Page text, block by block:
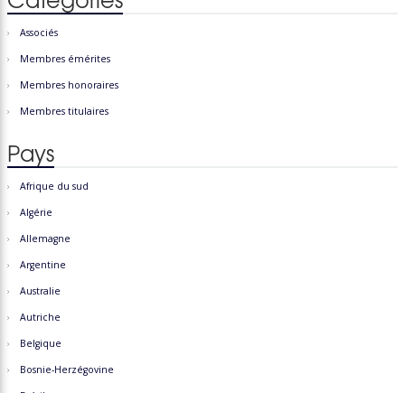
Associés
Membres émérites
Membres honoraires
Membres titulaires
Pays
Afrique du sud
Algérie
Allemagne
Argentine
Australie
Autriche
Belgique
Bosnie-Herzégovine